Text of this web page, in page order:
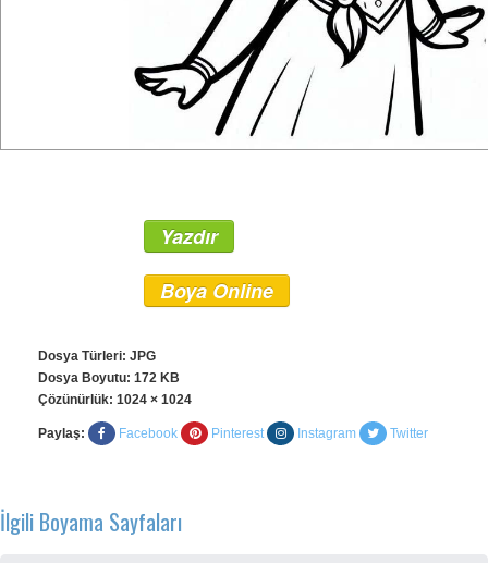
Yazdır
Boya Online
Dosya Türleri: JPG
Dosya Boyutu: 172 KB
Çözünürlük: 1024 × 1024
Paylaş: Facebook Pinterest Instagram Twitter
İlgili Boyama Sayfaları